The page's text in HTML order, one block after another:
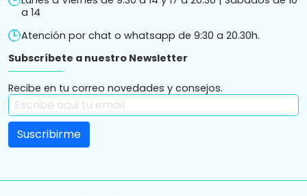
a 14
Atención por chat o whatsapp de 9:30 a 20.30h.
Subscríbete a nuestro Newsletter
Recibe en tu correo novedades y consejos.